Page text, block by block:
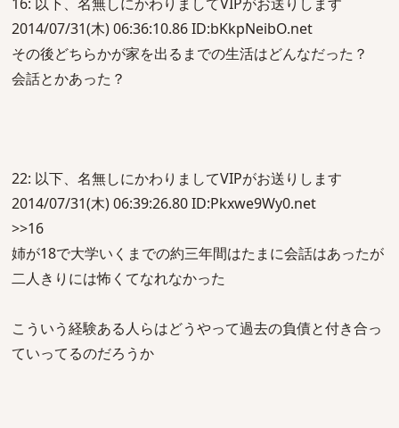
2014/07/31(木) 06:36:10.86 ID:bKkpNeibO.net
その後どちらかが家を出るまでの生活はどんなだった？
会話とかあった？
22: 以下、名無しにかわりましてVIPがお送りします
2014/07/31(木) 06:39:26.80 ID:Pkxwe9Wy0.net
>>16
姉が18で大学いくまでの約三年間はたまに会話はあったが
二人きりには怖くてなれなかった
こういう経験ある人らはどうやって過去の負債と付き合っ
ていってるのだろうか